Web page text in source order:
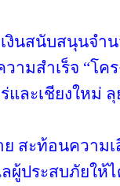
งินสนับสนุนจำน
ามสำเร็จ “โค
ละเชียงใหม่
สะท้อนความ
ผู้ประสบภัยให้